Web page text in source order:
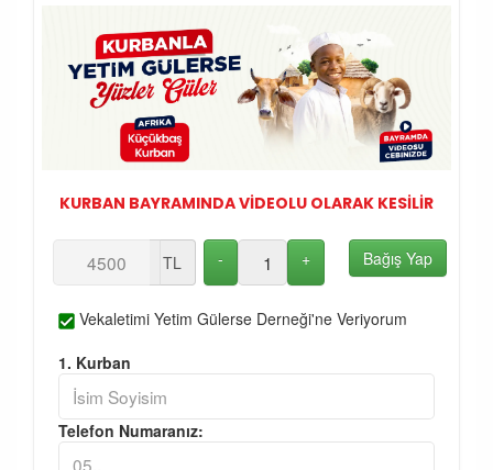
KURBAN BAYRAMINDA VİDEOLU OLARAK KESİLİR
TL - + Bağış Yap
Vekaletimi Yetim Gülerse Derneği'ne Veriyorum
1. Kurban
Telefon Numaranız: